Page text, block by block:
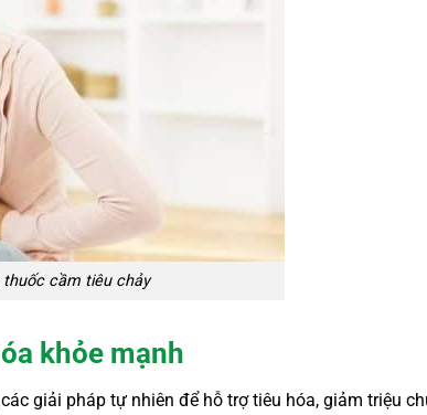
cầm tiêu chảy
khỏe mạnh
giải pháp tự nhiên để hỗ trợ tiêu hóa, giảm triệu